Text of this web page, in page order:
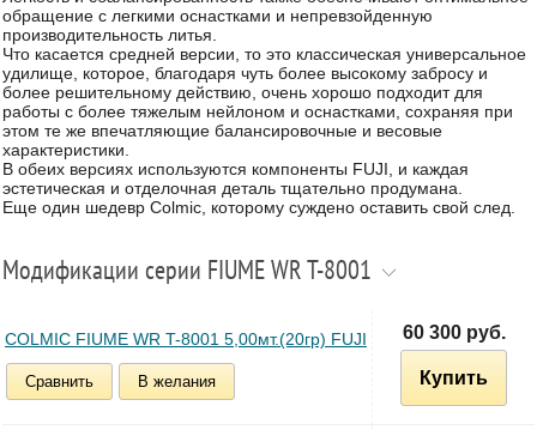
обращение с легкими оснастками и непревзойденную
производительность литья.
Что касается средней версии, то это классическая универсальное
удилище, которое, благодаря чуть более высокому забросу и
более решительному действию, очень хорошо подходит для
работы с более тяжелым нейлоном и оснастками, сохраняя при
этом те же впечатляющие балансировочные и весовые
характеристики.
В обеих версиях используются компоненты FUJI, и каждая
эстетическая и отделочная деталь тщательно продумана.
Еще один шедевр Colmic, которому суждено оставить свой след.
Модификации серии FIUME WR T-8001
COLMIC FIUME WR T-8001 5,00мт.(20гр) FUJI
Сравнить В желания
60 300 руб.
Купить